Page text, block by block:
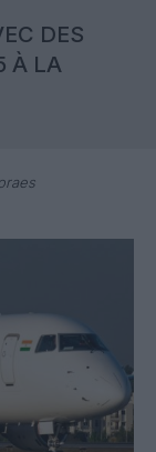
DES
À LA